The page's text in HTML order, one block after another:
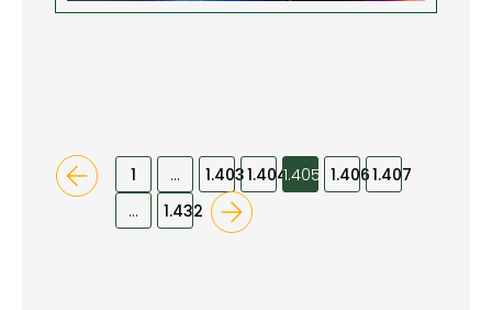
1 … 1.4031.4041.405 1.4061.407
…
1.432